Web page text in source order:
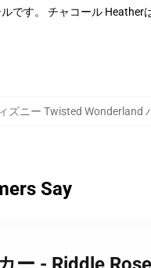
です。 チャコール Heather
ズニー Twisted Wonderland
Say